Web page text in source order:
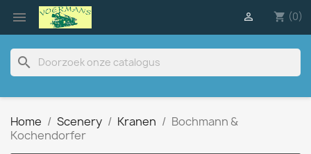
 shopping_cart (0)

search
Home Scenery Kranen
Bochmann &
Kochendorfer